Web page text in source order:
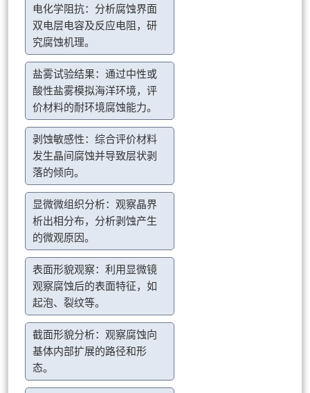
电化学阻抗：分析腐蚀界面
双电层电容及反应电阻，研
究腐蚀机理。
盐雾试验结果：通过中性或
酸性盐雾模拟海洋环境，评
价材料的耐环境腐蚀能力。
剥蚀敏感性：综合评价材料
发生晶间腐蚀并导致层状剥
落的倾向。
显微微组织分析：观察晶界
析出相分布，分析剥蚀产生
的微观原因。
表面形貌观察：利用显微镜
观察腐蚀后的表面特征，如
起泡、裂纹等。
截面形貌分析：观察腐蚀向
基体内部扩展的路径和形
态。